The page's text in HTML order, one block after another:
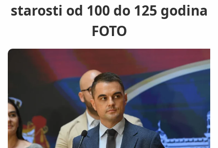
starosti od 100 do 125 godina
FOTO